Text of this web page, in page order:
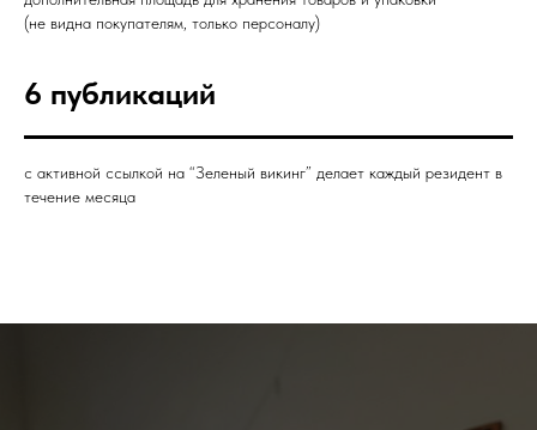
(не видна покупателям, только персоналу)
6 публикаций
с активной ссылкой на “Зеленый викинг” делает каждый резидент в
течение месяца